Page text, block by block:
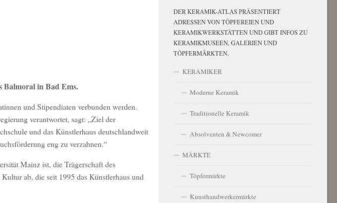
Balmoral in Bad Ems.
und Stipendiaten verbunden werden.
verantwortet, sagt: „Ziel der
und das Künstlerhaus deutschlandweit
eng zu verzahnen.“
Mainz ist, die Trägerschaft des
ab, die seit 1995 das Künstlerhaus und
DER KERAMIK-ATLAS PRÄSENTIERT
ADRESSEN VON TÖPFEREIEN UND
KERAMIKWERKSTÄTTEN UND GIBT INFOS ZU
KERAMIKMUSEEN, GALERIEN UND
TÖPFERMÄRKTEN.
KERAMIKER
Moderne Keramik
Traditionelle Keramik
Absolventen & Newcomer
MÄRKTE
Töpfermärkte
Kunsthandwerkermärkte